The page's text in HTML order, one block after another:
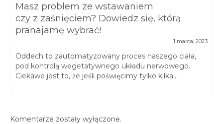
Masz problem ze wstawaniem
czy z zaśnięciem? Dowiedz się, którą
pranajamę wybrać!
1 marca, 2023
Oddech to zautomatyzowany proces naszego ciała,
pod kontrolą wegetatywnego układu nerwowego.
Ciekawe jest to, że jeśli poświęcimy tylko kilka...
Komentarze zostały wyłączone.